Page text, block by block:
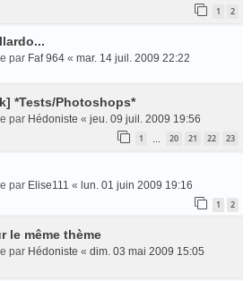
1 2
par Faf 964 « mar. 14 juil. 2009 22:22
*Tests/Photoshops*
par Hédoniste « jeu. 09 juil. 2009 19:56
1 20 21 22 23
par Elise111 « lun. 01 juin 2009 19:16
1 2
le même thème
par Hédoniste « dim. 03 mai 2009 15:05